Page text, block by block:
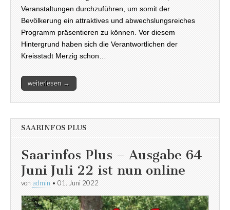
Veranstaltungen durchzuführen, um somit der
Bevölkerung ein attraktives und abwechslungsreiches
Programm präsentieren zu können. Vor diesem
Hintergrund haben sich die Verantwortlichen der
Kreisstadt Merzig schon…
weiterlesen →
SAARINFOS PLUS
Saarinfos Plus – Ausgabe 64
Juni Juli 22 ist nun online
von admin • 01. Juni 2022